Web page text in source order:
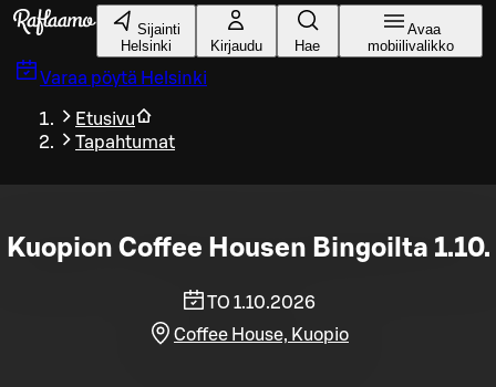
Siirry pääsisältöön
Sijainti
Helsinki
Kirjaudu Hae
Avaa
mobiilivalikko
Varaa pöytä Helsinki
Etusivu
Tapahtumat
Kuopion Coffee Housen Bingoilta 1.10.
TO 1.10.2026
Coffee House, Kuopio